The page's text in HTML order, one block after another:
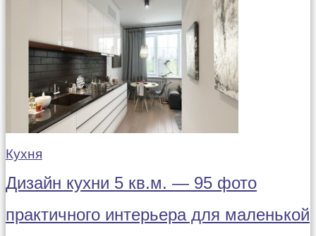
Кухня
Дизайн кухни 5 кв.м. — 95 фото
практичного интерьера для маленькой